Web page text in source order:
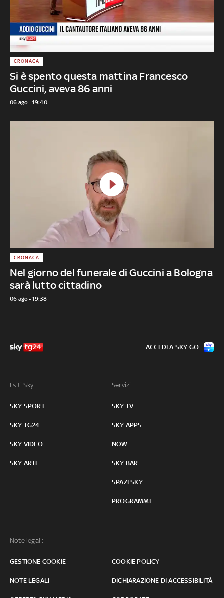
Si è spento questa mattina Francesco
Guccini, aveva 86 anni
CRONACA
06 ago - 19:40
Nel giorno del funerale di Guccini a Bologna
sarà lutto cittadino
CRONACA
06 ago - 19:38
I siti Sky:
SKY SPORT
SKY TG24
SKY VIDEO
SKY ARTE
Servizi:
SKY TV
SKY APPS
NOW
SKY BAR
SPAZI SKY
PROGRAMMI
Note legali:
GESTIONE COOKIE COOKIE POLICY
NOTE LEGALI DICHIARAZIONE DI ACCESSIBILITÀ
ACCEDI A SKY GO